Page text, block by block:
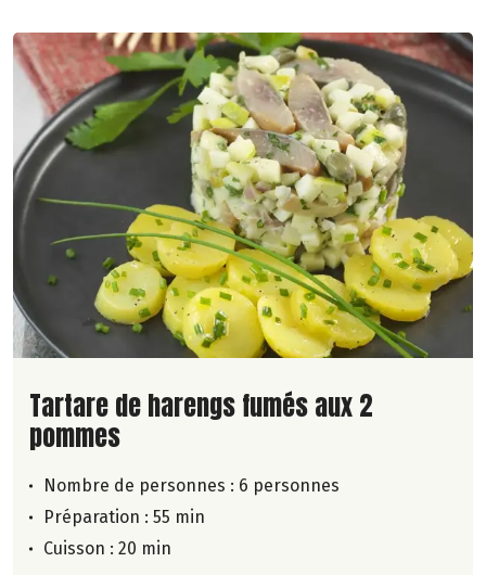
Lire la suite de la recette
Tartare de harengs fumés aux 2
pommes
Nombre de personnes : 6 personnes
Préparation : 55 min
Cuisson : 20 min